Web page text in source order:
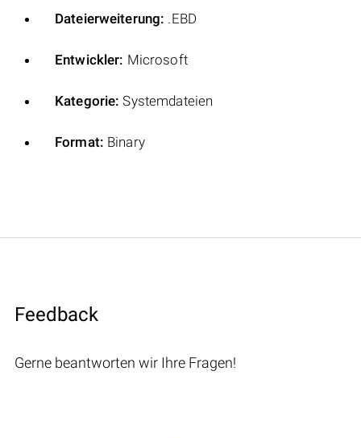
Dateierweiterung: .EBD
Entwickler: Microsoft
Kategorie: Systemdateien
Format: Binary
Feedback
Gerne beantworten wir Ihre Fragen!